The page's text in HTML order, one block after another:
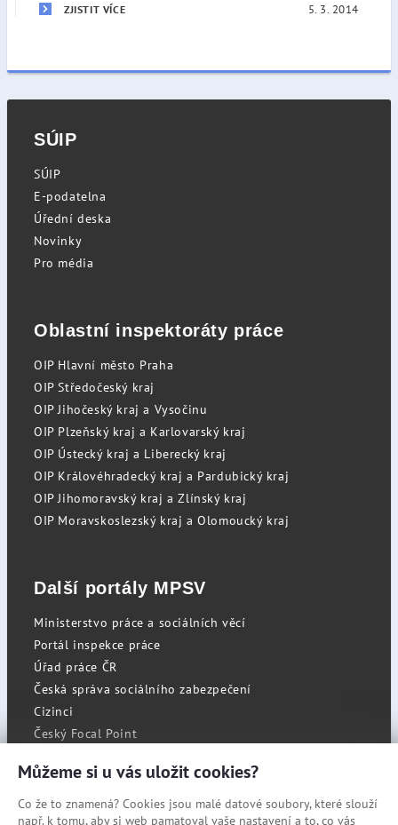
ZJISTIT VÍCE 5. 3. 2014
SÚIP
SÚIP
E-podatelna
Úřední deska
Novinky
Pro média
Oblastní inspektoráty práce
OIP Hlavní město Praha
OIP Středočeský kraj
OIP Jihočeský kraj a Vysočinu
OIP Plzeňský kraj a Karlovarský kraj
OIP Ústecký kraj a Liberecký kraj
OIP Královéhradecký kraj a Pardubický kraj
OIP Jihomoravský kraj a Zlínský kraj
OIP Moravskoslezský kraj a Olomoucký kraj
Další portály MPSV
Ministerstvo práce a sociálních věcí
Portál inspekce práce
Úřad práce ČR
Česká správa sociálního zabezpečení
Cizinci
Český Focal Point
RSS
Můžeme si u vás uložit cookies?
Co že to znamená? Cookies jsou malé datové soubory, které slouží
např. k tomu, aby si web pamatoval vaše nastavení a to, co vás